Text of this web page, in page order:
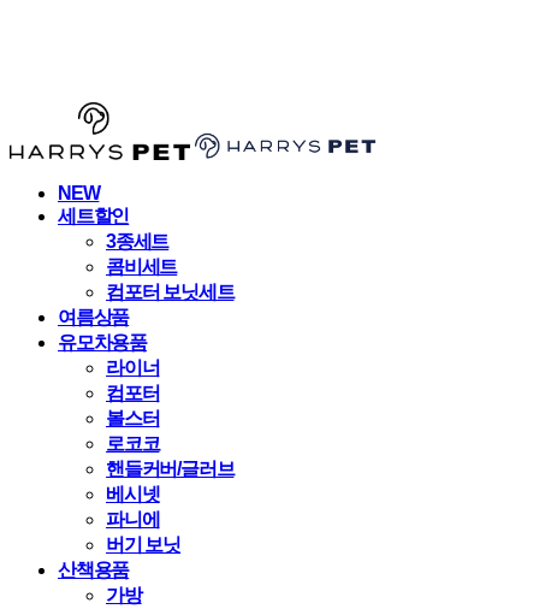
NEW
세트할인
3종세트
콤비세트
컴포터 보닛세트
여름상품
유모차용품
라이너
컴포터
볼스터
로코코
핸들커버/글러브
베시넷
파니에
버기 보닛
산책용품
가방